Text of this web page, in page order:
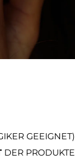
GEEIGNET)
DER PRODUKTE